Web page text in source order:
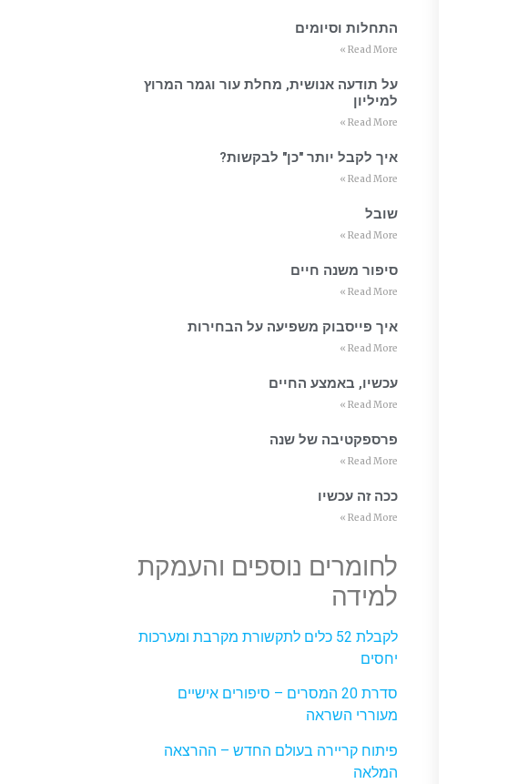
התחלות וסיומים
Read More »
על תודעה אנושית, מחלת עור וגמר המרוץ
למיליון
Read More »
איך לקבל יותר "כן" לבקשות?
Read More »
שובל
Read More »
סיפור משנה חיים
Read More »
איך פייסבוק משפיעה על הבחירות
Read More »
עכשיו, באמצע החיים
Read More »
פרספקטיבה של שנה
Read More »
ככה זה עכשיו
Read More »
לחומרים נוספים והעמקת
למידה
לקבלת 52 כלים לתקשורת מקרבת ומערכות
יחסים
סדרת 20 המסרים – סיפורים אישיים
מעוררי השראה
פיתוח קריירה בעולם החדש – ההרצאה
המלאה